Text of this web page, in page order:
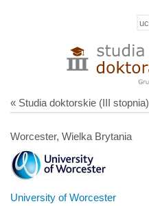
« Studia doktorskie (III stopnia)
Worcester, Wielka Brytania
University of Worcester